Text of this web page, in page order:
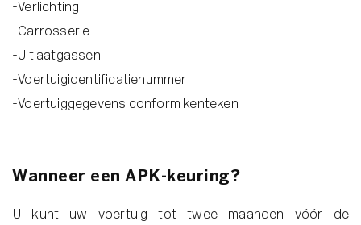
-Verlichting
-Carrosserie
-Uitlaatgassen
-Voertuigidentificatienummer
-Voertuiggegevens conform kenteken
Wanneer een APK-keuring?
U kunt uw voertuig tot twee maanden vóór de